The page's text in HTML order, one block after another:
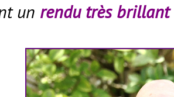
un rendu très brillant